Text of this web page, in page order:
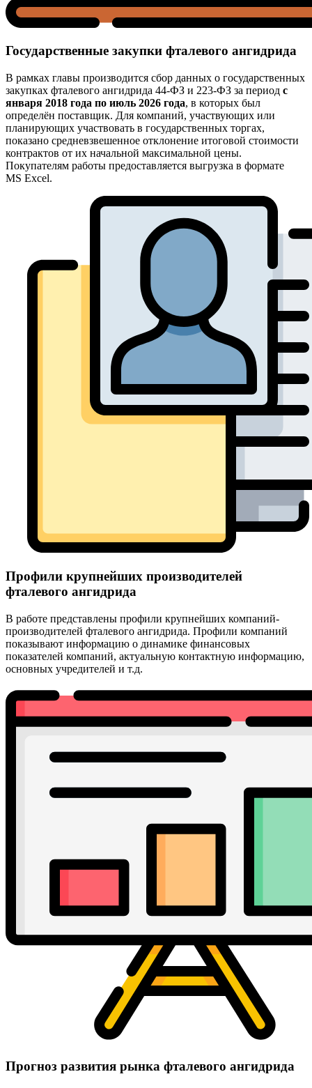
Государственные закупки фталевого ангидрида
В рамках главы производится сбор данных о государственных
закупках фталевого ангидрида 44-ФЗ и 223-ФЗ за период с
января 2018 года по июль 2026 года, в которых был
определён поставщик. Для компаний, участвующих или
планирующих участвовать в государственных торгах,
показано средневзвешенное отклонение итоговой стоимости
контрактов от их начальной максимальной цены.
Покупателям работы предоставляется выгрузка в формате
MS Excel.
Профили крупнейших производителей
фталевого ангидрида
В работе представлены профили крупнейших компаний-
производителей фталевого ангидрида. Профили компаний
показывают информацию о динамике финансовых
показателей компаний, актуальную контактную информацию,
основных учредителей и т.д.
Прогноз развития рынка фталевого ангидрида